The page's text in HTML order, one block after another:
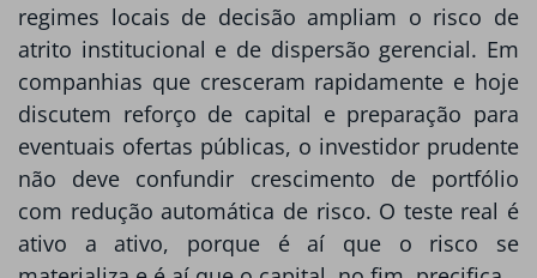
regimes locais de decisão ampliam o risco de
atrito institucional e de dispersão gerencial. Em
companhias que cresceram rapidamente e hoje
discutem reforço de capital e preparação para
eventuais ofertas públicas, o investidor prudente
não deve confundir crescimento de portfólio
com redução automática de risco. O teste real é
ativo a ativo, porque é aí que o risco se